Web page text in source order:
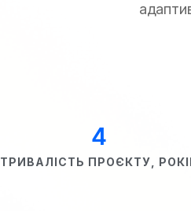
ТРИВАЛІСТЬ ПРОЄКТУ,
4